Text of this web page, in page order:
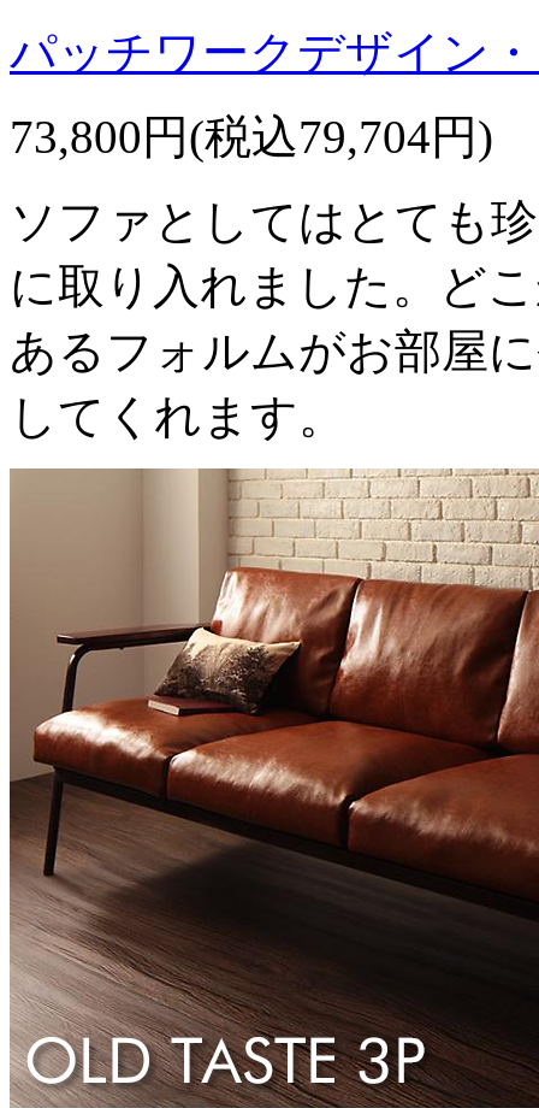
パッチワークデザイン
73,800円(税込79,704円)
ソファとしてはとても
に取り入れました。ど
あるフォルムがお部屋
してくれます。